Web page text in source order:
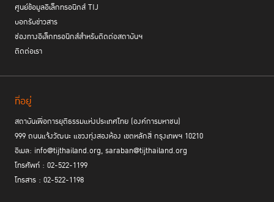
ศูนย์ข้อมูลอิเล็กทรอนิกส์ TIJ
บอกรับข่าวสาร
ช่องทางอิเล็กทรอนิกส์สำหรับติดต่อสถาบันฯ
ติดต่อเรา
ที่อยู่
สถาบันเพื่อการยุติธรรมแห่งประเทศไทย (องค์การมหาชน)
999 ถนนแจ้งวัฒนะ แขวงทุ่งสองห้อง เขตหลักสี่ กรุงเทพฯ 10210
อีเมล: info@tijthailand.org, saraban@tijthailand.org
โทรศัพท์ : 02-522-1199
โทรสาร : 02-522-1198